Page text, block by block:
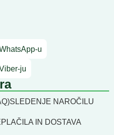
u
ju
SLEDENJE NAROČILU
PLAČILA IN DOSTAVA